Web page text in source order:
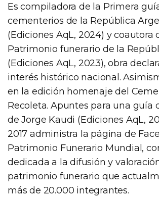
Es compiladora de la Primera
cementerios de la República
(Ediciones AqL, 2024) y coautora
Patrimonio funerario de la
(Ediciones AqL, 2023), obra
interés histórico nacional.
en la edición homenaje del
Recoleta. Apuntes para una guía
de Jorge Kaudi (Ediciones AqL,
2017 administra la página de
Patrimonio Funerario Mundial,
dedicada a la difusión y
patrimonio funerario que
más de 20.000 integrantes.